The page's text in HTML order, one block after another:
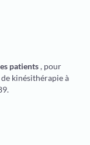
patients, pour
kinésithérapie à